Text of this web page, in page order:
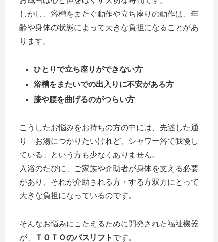
しかし、浴槽をまたぐ動作や立ち座りの動作は、年
齢や身体の状態によって大きな負担になることがあ
ります。
ひとりで立ち座りができない方
浴槽をまたいでの出入りに不安がある方
膝や腰を曲げるのがつらい方
こうしたお悩みをお持ちの方の中には、先述した通
り「お湯につかりたいけれど、シャワー浴で我慢し
ている」という方も少なくありません。
入浴のたびに、ご家族や介助者が身体を支える必要
があり、それが介助される方・する方双方にとって
大きな負担になっているのです。
そんなお悩みにこたえるために開発された福祉機器
が、
ＴＯＴＯのバスリフト です。